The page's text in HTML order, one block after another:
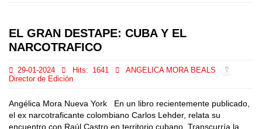
EL GRAN DESTAPE: CUBA Y EL
NARCOTRAFICO
29-01-2024 Hits: 1641
ANGELICA MORA BEALS
Director de Edición
Angélica Mora Nueva York En un libro recientemente publicado,
el ex narcotraficante colombiano Carlos Lehder, relata su
encuentro con Raúl Castro en territorio cubano. Transcurría la